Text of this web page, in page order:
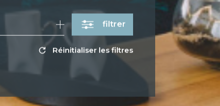
filtrer
Réinitialiser les filtres